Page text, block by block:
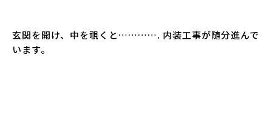
玄関を開け、中を覗くと…………. 内装工事が随分進んで
います。